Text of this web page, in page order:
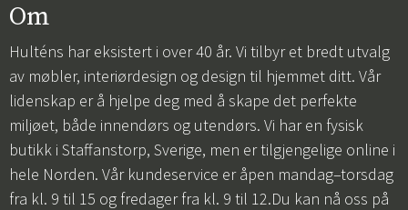
Om
Hulténs har eksistert i over 40 år. Vi tilbyr et bredt utvalg
av møbler, interiørdesign og design til hjemmet ditt. Vår
lidenskap er å hjelpe deg med å skape det perfekte
miljøet, både innendørs og utendørs. Vi har en fysisk
butikk i Staffanstorp, Sverige, men er tilgjengelige online i
hele Norden. Vår kundeservice er åpen mandag–torsdag
fra kl. 9 til 15 og fredager fra kl. 9 til 12.Du kan nå oss på